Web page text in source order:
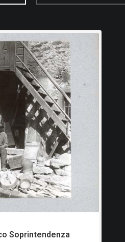
Soprintendenza